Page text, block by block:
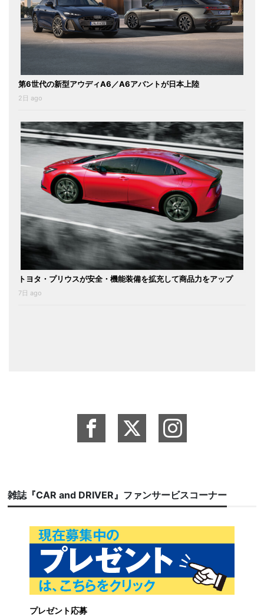
第6世代の新型アウディA6／A6アバントが日本上陸
2日 ago
トヨタ・プリウスが安全・機能装備を拡充して商品力をアップ
7日 ago
雑誌『CAR and DRIVER』ファンサービスコーナー
プレゼント応募